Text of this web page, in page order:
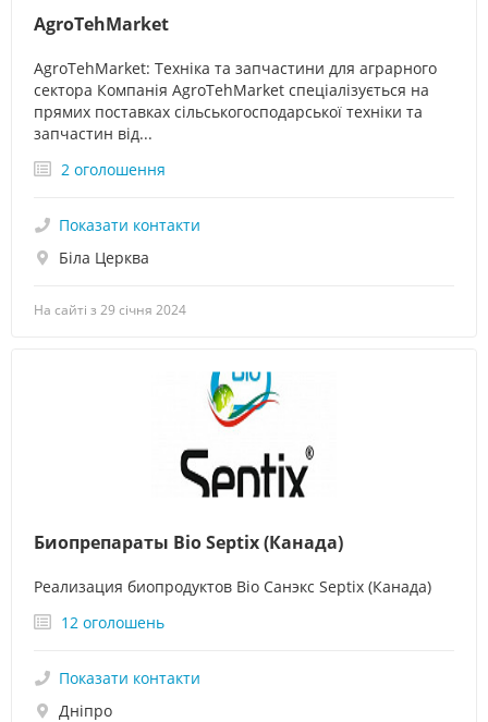
AgroTehMarket
AgroTehMarket: Техніка та запчастини для аграрного
сектора Компанія AgroTehMarket спеціалізується на
прямих поставках сільськогосподарської техніки та
запчастин від...
2 оголошення
На сайті з 29 січня 2024
Показати контакти
Біла Церква
Биопрепараты Bio Septix (Канада)
Реализация биопродуктов Bio Санэкс Septix (Канада)
12 оголошень
Показати контакти
Дніпро